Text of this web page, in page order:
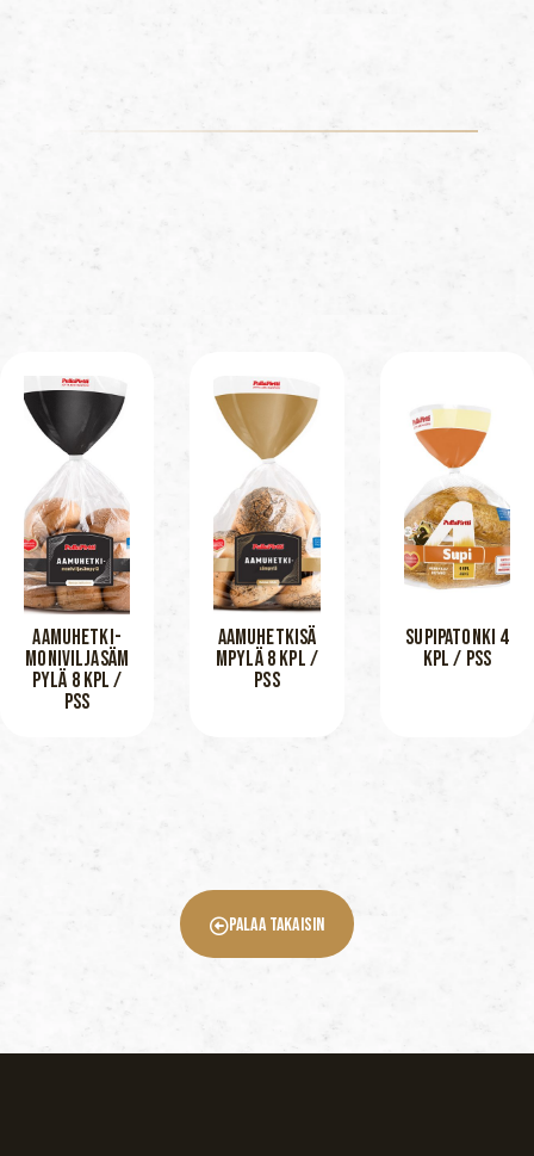
AAMUHETKI-
MONIVILJASÄM
PYLÄ 8 KPL /
PSS
AAMUHETKISÄ
MPYLÄ 8 KPL /
PSS
SUPIPATONKI 4
KPL / PSS
Palaa Takaisin